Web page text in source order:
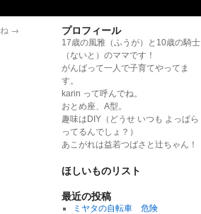
→ プロフィール
17歳の風雅（ふうが）と10歳の騎士
（ないと）のママです！
がんばって一人で子育てやってま
す。
karin って呼んでね。
おとめ座、A型。
趣味はDIY（どうせ いつも よっぱら
ってるんでしょ？）
あこがれは益若つばさと辻ちゃん！
ほしいものリスト
最近の投稿
ミヤタの自転車 危険